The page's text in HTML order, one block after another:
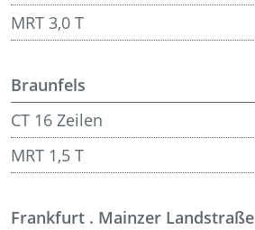
MRT 3,0 T
Braunfels
CT 16 Zeilen
MRT 1,5 T
Frankfurt . Mainzer Landstraße